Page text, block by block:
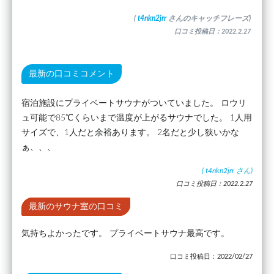
( t4nkn2jrr さんのキャッチフレーズ)
口コミ投稿日：2022.2.27
最新の口コミコメント
宿泊施設にプライベートサウナがついていました。 ロウリ
ュ可能で85℃くらいまで温度が上がるサウナでした。 1人用
サイズで、1人だと余裕あります。 2名だと少し狭いかな
ぁ、、、
( t4nkn2jrr さん)
口コミ投稿日：2022.2.27
最新のサウナ室の口コミ
気持ちよかったです。 プライベートサウナ最高です。
口コミ投稿日：2022/02/27